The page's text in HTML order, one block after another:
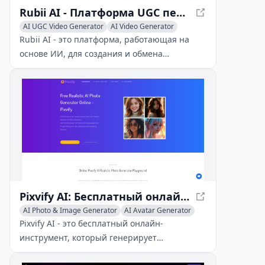
Rubii AI - Платформа UGC персонажей фэндома на основе ИИ
AI UGC Video Generator
AI Video Generator
AI Avatar Generator
Rubii AI - это платформа, работающая на
основе ИИ, для создания и обмена
пользовательским контентом (UGC),
ориентированным на персонажей фэндома.
Она предоставляет родную среду для
фанатов, чтобы выражать свою
креативность и связываться с другими, кто
разделяет схожие интересы.
Pixvify AI: Бесплатный онлайн-генератор реалистичных фотографий на основе ИИ
AI Photo & Image Generator
AI Avatar Generator
AI Portrait
Pixvify AI - это бесплатный онлайн-
инструмент, который генерирует
реалистичные фотографии людей из